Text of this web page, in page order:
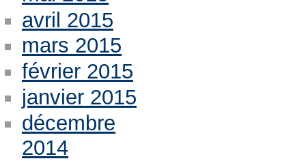
avril 2015
mars 2015
février 2015
janvier 2015
décembre
2014